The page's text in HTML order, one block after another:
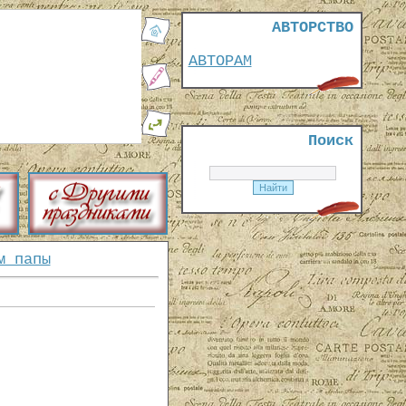
папы
АВТОРСТВО
АВТОРАМ
Поиск